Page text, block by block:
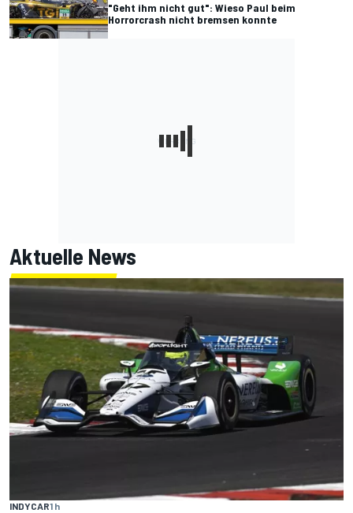
"Geht ihm nicht gut": Wieso Paul beim
Horrorcrash nicht bremsen konnte
Aktuelle News
INDYCAR1 h